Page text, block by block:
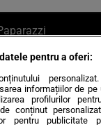
mail la
pentru a oferi:
informațiilor de pe
profilurilor
conținut
pentru publicitate